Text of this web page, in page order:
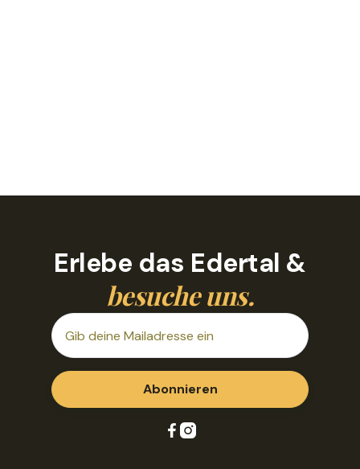
Erlebe das Edertal &
besuche uns.
 